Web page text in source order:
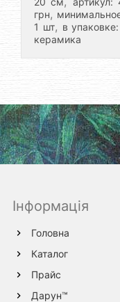
грн,
1 шт, в
керамика
Інформація
Головна
Каталог
Прайс
Дарун™